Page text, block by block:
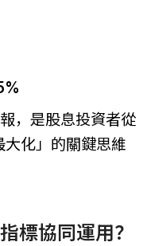
，是股息投資者從
大化」的關鍵思維
標協同運用？